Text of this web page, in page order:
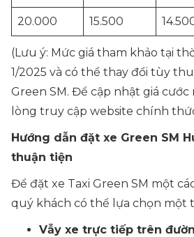
20.000 15.500
(Lưu ý: Mức giá tham khảo tại
1/2025 và có thể thay đổi tùy
Green SM. Để cập nhật giá cước
lòng truy cập website chính
Hướng dẫn đặt xe Green SM
thuận tiện
Để đặt xe Taxi Green SM một
quý khách có thể lựa chọn một
Vẫy xe trực tiếp trên